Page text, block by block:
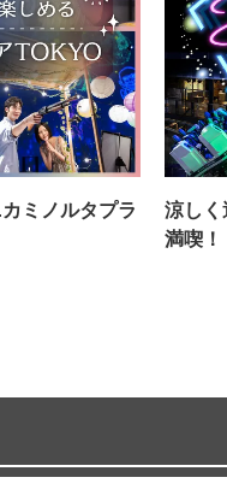
ミノルタプラ
涼し
満喫！